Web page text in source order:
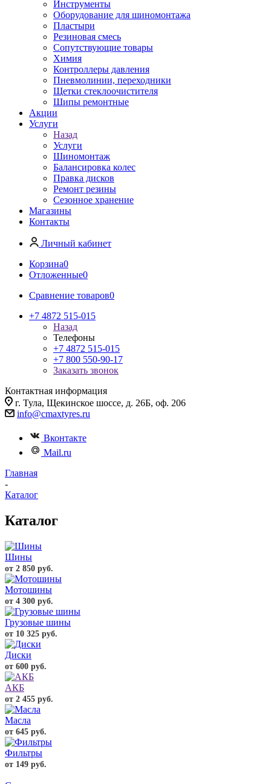
Инструменты
Оборудование для шиномонтажа
Пластыри
Резиновая смесь
Сопутствующие товары
Химия
Контроллеры давления
Пневмолинии, переходники
Щетки стеклоочистителя
Шипы ремонтные
Акции
Услуги
Назад
Услуги
Шиномонтаж
Балансировка колес
Правка дисков
Ремонт резины
Сезонное хранение
Магазины
Контакты
Личный кабинет
Корзина0
Отложенные0
Сравнение товаров0
+7 4872 515-015
Назад
Телефоны
+7 4872 515-015
+7 800 550-90-17
Заказать звонок
Контактная информация
г. Тула, Щекинское шоссе, д. 26Б, оф. 206
info@cmaxtyres.ru
Вконтакте
Mail.ru
Главная
-
Каталог
Каталог
Шины
от 2 850 руб.
Мотошины
от 4 300 руб.
Грузовые шины
от 10 325 руб.
Диски
от 600 руб.
АКБ
от 2 455 руб.
Масла
от 645 руб.
Фильтры
от 149 руб.